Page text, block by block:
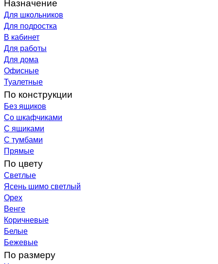
Для школьников
Для подростка
В кабинет
Для работы
Для дома
Офисные
Туалетные
По конструкции
Без ящиков
Со шкафчиками
С ящиками
С тумбами
Прямые
По цвету
Светлые
Ясень шимо светлый
Орех
Венге
Коричневые
Белые
Бежевые
По размеру